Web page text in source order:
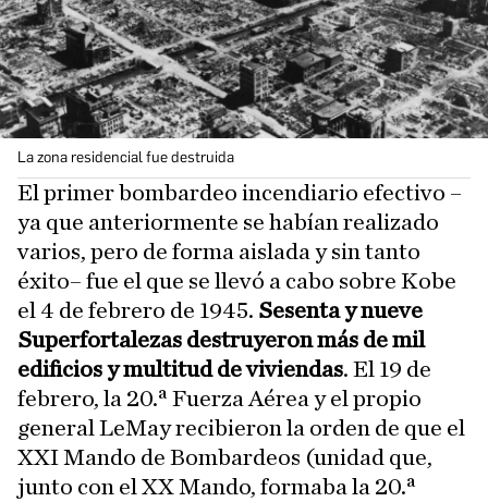
La zona residencial fue destruida
El primer bombardeo incendiario efectivo –
ya que anteriormente se habían realizado
varios, pero de forma aislada y sin tanto
éxito– fue el que se llevó a cabo sobre Kobe
el 4 de febrero de 1945. Sesenta y nueve
Superfortalezas destruyeron más de mil
edificios y multitud de viviendas. El 19 de
febrero, la 20.ª Fuerza Aérea y el propio
general LeMay recibieron la orden de que el
XXI Mando de Bombardeos (unidad que,
junto con el XX Mando, formaba la 20.ª